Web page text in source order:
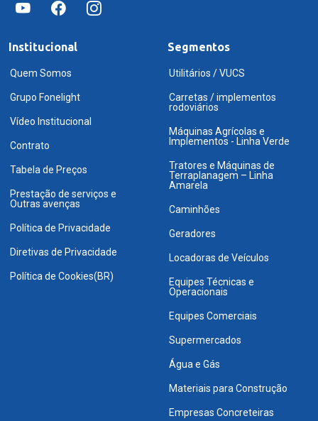
Institucional
Quem Somos
Grupo Fonelight
Vídeo Institucional
Contrato
Tabela de Preços
Prestação de serviços e
Outras avenças
Política de Privacidade
Diretivas de Privacidade
Política de Cookies(BR)
Segmentos
Utilitários / VUCS
Carretas / implementos
rodoviários
Máquinas Agrícolas e
Implementos - Linha Verde
Tratores e Máquinas de
Terraplanagem – Linha
Amarela
Caminhões
Geradores
Locadoras de Veículos
Equipes Técnicas e
Operacionais
Equipes Comerciais
Supermercados
Água e Gás
Materiais para Construção
Empresas Concreteiras